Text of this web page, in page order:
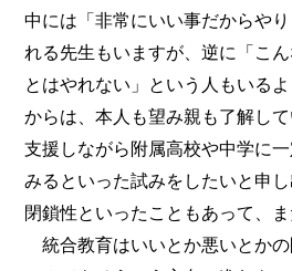
中には「非常にいい事だからや
れる先生もいますが、逆に「こ
とはやれない」という人もいる
からは、本人も望み親も了解し
支援しながら附属高校や中学に
みるといった試みをしたいと申
閉鎖性といったこともあって、ま
統合教育はいいとか悪いとか